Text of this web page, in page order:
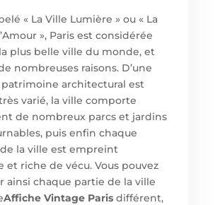
« La Ville Lumière » ou « La
», Paris est considérée
plus belle ville du monde, et
nombreuses raisons. D’une
architectural est
varié, la ville comporte
de nombreux parcs et jardins
puis enfin chaque
la ville est empreint
et riche de vécu. Vous pouvez
ainsi chaque partie de la ville
Affiche Vintage Parisdifférent,